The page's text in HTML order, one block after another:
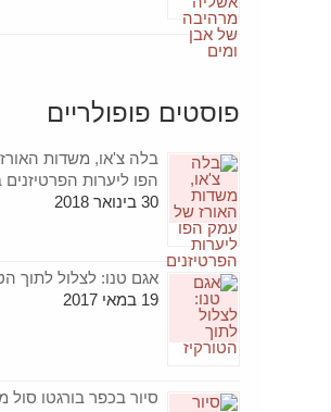
פוסטים פופולריים
בלה צ'או, משדות
הפו ליערות
30 בינואר 2018
אגם טנו: לצלול לתוך
19 במאי 2017
סיור בכפר בורגטו סול